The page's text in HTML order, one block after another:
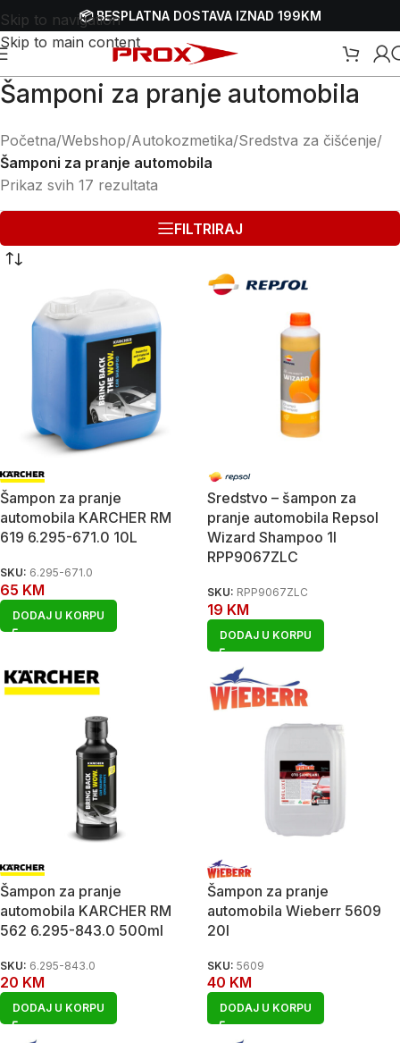
Skip to navigation
Skip to main content
📦 BESPLATNA DOSTAVA IZNAD 199KM
Šamponi za pranje automobila
Početna/Webshop/Autokozmetika/Sredstva za čišćenje/
Šamponi za pranje automobila
Prikaz svih 17 rezultata
FILTRIRAJ
Šampon za pranje
automobila KARCHER RM
619 6.295-671.0 10L
SKU: 6.295-671.0
65 KM
DODAJ U KORPU
Sredstvo – šampon za
pranje automobila Repsol
Wizard Shampoo 1l
RPP9067ZLC
SKU: RPP9067ZLC
19 KM
DODAJ U KORPU
Šampon za pranje
automobila KARCHER RM
562 6.295-843.0 500ml
SKU: 6.295-843.0
20 KM
DODAJ U KORPU
Šampon za pranje
automobila Wieberr 5609
20l
SKU: 5609
40 KM
DODAJ U KORPU